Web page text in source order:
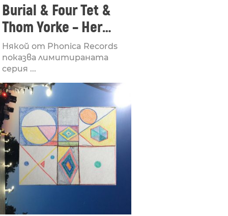
Burial & Four Tet &
Thom Yorke – Her
Revolution / His Rope
Някой от Phonica Records
показва лимитираната
серия ...